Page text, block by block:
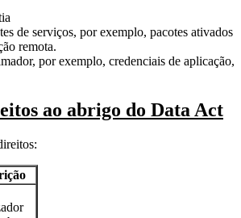
de serviços, por exemplo, pacotes ativados
remota.
por exemplo, credenciais de aplicação,
ao abrigo do Data Act